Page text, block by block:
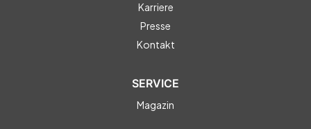
Karriere
Presse
Kontakt
SERVICE
Magazin